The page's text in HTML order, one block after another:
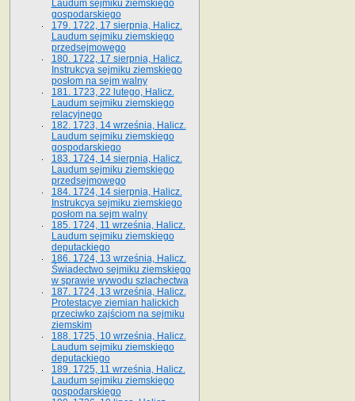
Laudum sejmiku ziemskiego
gospodarskiego
179. 1722, 17 sierpnia, Halicz.
Laudum sejmiku ziemskiego
przedsejmowego
180. 1722, 17 sierpnia, Halicz.
Instrukcya sejmiku ziemskiego
posłom na sejm walny
181. 1723, 22 lutego, Halicz.
Laudum sejmiku ziemskiego
relacyjnego
182. 1723, 14 września, Halicz.
Laudum sejmiku ziemskiego
gospodarskiego
183. 1724, 14 sierpnia, Halicz.
Laudum sejmiku ziemskiego
przedsejmowego
184. 1724, 14 sierpnia, Halicz.
Instrukcya sejmiku ziemskiego
posłom na sejm walny
185. 1724, 11 września, Halicz.
Laudum sejmiku ziemskiego
deputackiego
186. 1724, 13 września, Halicz.
Świadectwo sejmiku ziemskiego
w sprawie wywodu szlachectwa
187. 1724, 13 września, Halicz.
Protestacye ziemian halickich
przeciwko zajściom na sejmiku
ziemskim
188. 1725, 10 września, Halicz.
Laudum sejmiku ziemskiego
deputackiego
189. 1725, 11 września, Halicz.
Laudum sejmiku ziemskiego
gospodarskiego